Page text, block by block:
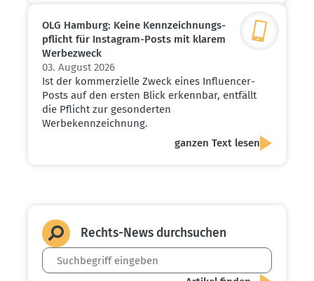
OLG Hamburg: Keine Kennzeich­nungs­
pflicht für Instagram-Posts mit klarem
Werbe­zweck
03. August 2026
Ist der kommerzielle Zweck eines Influencer-
Posts auf den ersten Blick erkennbar, entfällt
die Pflicht zur gesonderten
Werbekennzeichnung.
ganzen Text lesen
Rechts-News durch­suchen